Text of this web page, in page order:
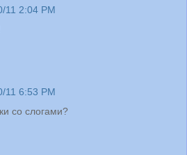
11 2:04 PM
11 6:53 PM
со слогами?